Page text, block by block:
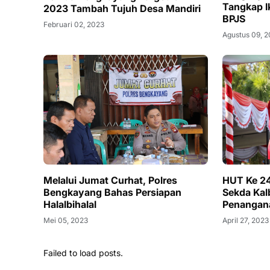
2023 Tambah Tujuh Desa Mandiri
Februari 02, 2023
Tangkap
BPJS
Agustus 09,
Melalui Jumat Curhat, Polres
Bengkayang Bahas Persiapan
Halalbihalal
Mei 05, 2023
HUT Ke
Sekda
April 27, 2023
Failed to load posts.